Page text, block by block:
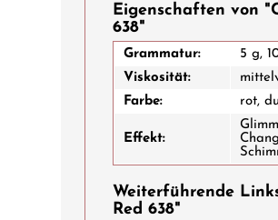
Eigenschaften von
638"
Grammatur:
5 g,
Viskosität:
Farbe:
rot,
Effekt:
Weiterführende
Red 638"